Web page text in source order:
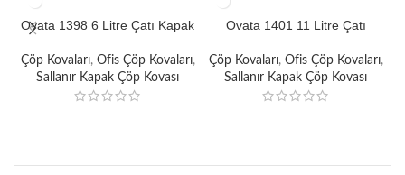
Ovata 1398 6 Litre Çatı Kapak
Çöp Kovaları, Ofis Çöp Kovaları,
Sallanır Kapak Çöp Kovası
Ovata 1401 11 Litre Çatı
Çöp Kovaları, Ofis Çöp Kovaları,
Sallanır Kapak Çöp Kovası